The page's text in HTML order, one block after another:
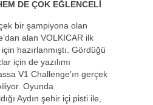
DE ÇOK EĞLENCELİ
bir şampiyona olan
alan VOLKICAR ilk
hazırlanmıştı. Gördüğü
için de yazılımı
V1 Challenge’ın gerçek
Oyunda
Aydın şehir içi pisti ile,